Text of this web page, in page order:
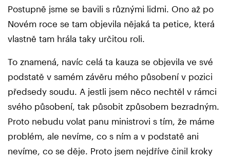
Postupně jsme se bavili s různými lidmi. Ono až po
Novém roce se tam objevila nějaká ta petice, která
vlastně tam hrála taky určitou roli.
To znamená, navíc celá ta kauza se objevila ve své
podstatě v samém závěru mého působení v pozici
předsedy soudu. A jestli jsem něco nechtěl v rámci
svého působení, tak působit způsobem bezradným.
Proto nebudu volat panu ministrovi s tím, že máme
problém, ale nevíme, co s ním a v podstatě ani
nevíme, co se děje. Proto jsem nejdříve činil kroky